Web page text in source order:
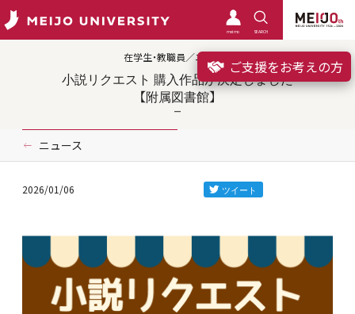
meimo SEARCH
ご支援をお考えの方
在学生・教職員／ニュース
小説リクエスト 購入作品が決定しました
【附属図書館】
ニュース
2026/01/06